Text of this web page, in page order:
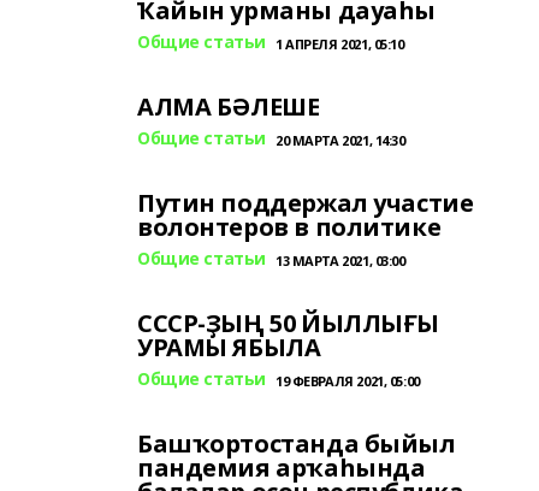
Ҡайын урманы дауаһы
Общие статьи 1 АПРЕЛЯ 2021, 05:10
АЛМА БӘЛЕШЕ
Общие статьи 20 МАРТА 2021, 14:30
Путин поддержал участие
волонтеров в политике
Общие статьи 13 МАРТА 2021, 03:00
СССР-ҘЫҢ 50 ЙЫЛЛЫҒЫ
УРАМЫ ЯБЫЛА
Общие статьи 19 ФЕВРАЛЯ 2021, 05:00
Башҡортостанда быйыл
пандемия арҡаһында